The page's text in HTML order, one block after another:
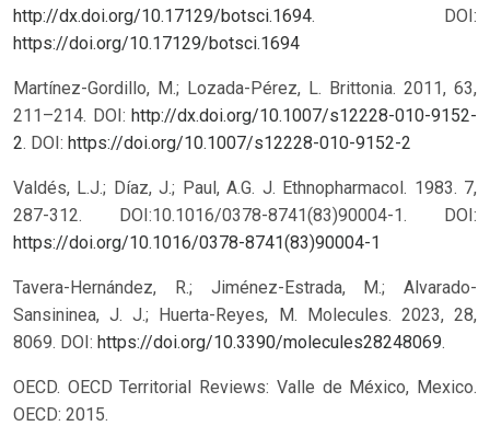
http://dx.doi.org/10.17129/botsci.1694. DOI:
https://doi.org/10.17129/botsci.1694
Martínez-Gordillo, M.; Lozada-Pérez, L. Brittonia. 2011, 63,
211–214. DOI: http://dx.doi.org/10.1007/s12228-010-9152-
2. DOI: https://doi.org/10.1007/s12228-010-9152-2
Valdés, L.J.; Díaz, J.; Paul, A.G. J. Ethnopharmacol. 1983. 7,
287-312. DOI:10.1016/0378-8741(83)90004-1. DOI:
https://doi.org/10.1016/0378-8741(83)90004-1
Tavera-Hernández, R.; Jiménez-Estrada, M.; Alvarado-
Sansininea, J. J.; Huerta-Reyes, M. Molecules. 2023, 28,
8069. DOI: https://doi.org/10.3390/molecules28248069.
OECD. OECD Territorial Reviews: Valle de México, Mexico.
OECD: 2015.